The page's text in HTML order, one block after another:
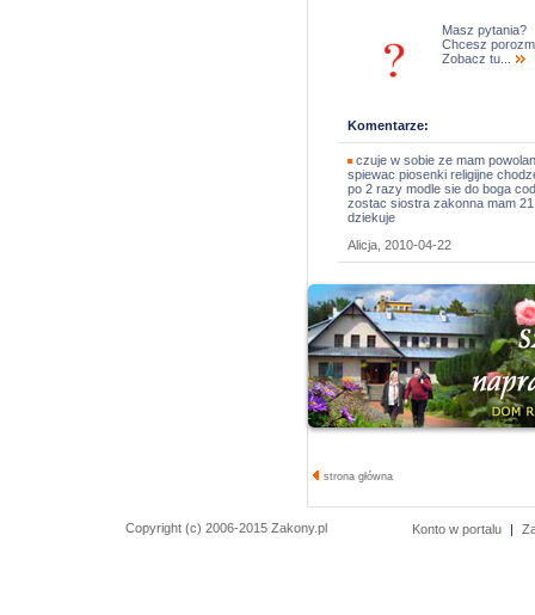
Masz pytania?
Chcesz
Zobacz tu...
Komentarze:
czuje w sobie ze mam
spiewac piosenki religijne
po 2 razy modle sie do boga
zostac siostra zakonna mam
dziekuje
Alicja, 2010-04-22
strona główna
Copyright (c) 2006-2015 Zakony.pl Konto w portalu |